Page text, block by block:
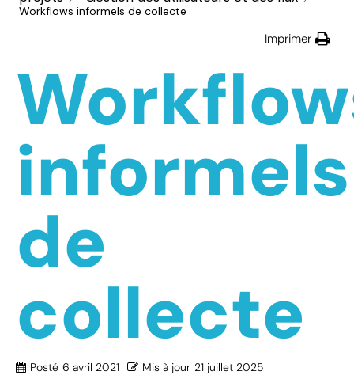
Workflows informels de collecte
Imprimer
informels
de
collecte
Posté 6 avril 2021 Mis à jour 21 juillet 2025